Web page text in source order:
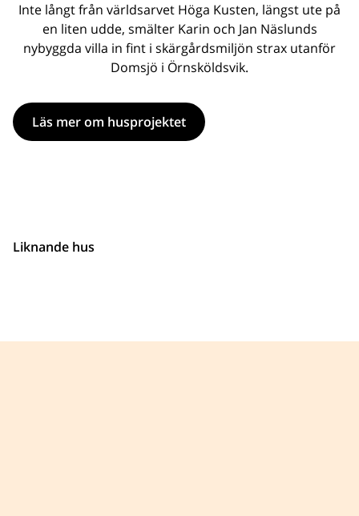
Inte långt från världsarvet Höga Kusten, längst ute på
en liten udde, smälter Karin och Jan Näslunds
nybyggda villa in fint i skärgårdsmiljön strax utanför
Domsjö i Örnsköldsvik.
Läs mer om husprojektet
Liknande hus